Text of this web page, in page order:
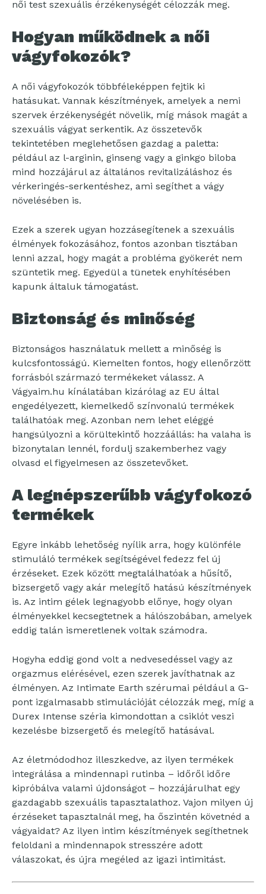
női test szexuális érzékenységét célozzák meg.
Hogyan működnek a női
vágyfokozók?
A női vágyfokozók többféleképpen fejtik ki
hatásukat. Vannak készítmények, amelyek a nemi
szervek érzékenységét növelik, míg mások magát a
szexuális vágyat serkentik. Az összetevők
tekintetében meglehetősen gazdag a paletta:
például az l-arginin, ginseng vagy a ginkgo biloba
mind hozzájárul az általános revitalizáláshoz és
vérkeringés-serkentéshez, ami segíthet a vágy
növelésében is.
Ezek a szerek ugyan hozzásegítenek a szexuális
élmények fokozásához, fontos azonban tisztában
lenni azzal, hogy magát a probléma gyökerét nem
szüntetik meg. Egyedül a tünetek enyhítésében
kapunk általuk támogatást.
Biztonság és minőség
Biztonságos használatuk mellett a minőség is
kulcsfontosságú. Kiemelten fontos, hogy ellenőrzött
forrásból származó termékeket válassz. A
Vágyaim.hu kínálatában kizárólag az EU által
engedélyezett, kiemelkedő színvonalú termékek
találhatóak meg. Azonban nem lehet eléggé
hangsúlyozni a körültekintő hozzáállás: ha valaha is
bizonytalan lennél, fordulj szakemberhez vagy
olvasd el figyelmesen az összetevőket.
A legnépszerűbb vágyfokozó
termékek
Egyre inkább lehetőség nyílik arra, hogy különféle
stimuláló termékek segítségével fedezz fel új
érzéseket. Ezek között megtalálhatóak a hűsítő,
bizsergető vagy akár melegítő hatású készítmények
is. Az intim gélek legnagyobb előnye, hogy olyan
élményekkel kecsegtetnek a hálószobában, amelyek
eddig talán ismeretlenek voltak számodra.
Hogyha eddig gond volt a nedvesedéssel vagy az
orgazmus elérésével, ezen szerek javíthatnak az
élményen. Az Intimate Earth szérumai például a G-
pont izgalmasabb stimulációját célozzák meg, míg a
Durex Intense széria kimondottan a csiklót veszi
kezelésbe bizsergető és melegítő hatásával.
Az életmódodhoz illeszkedve, az ilyen termékek
integrálása a mindennapi rutinba – időről időre
kipróbálva valami újdonságot – hozzájárulhat egy
gazdagabb szexuális tapasztalathoz. Vajon milyen új
érzéseket tapasztalnál meg, ha őszintén követnéd a
vágyaidat? Az ilyen intim készítmények segíthetnek
feloldani a mindennapok stresszére adott
válaszokat, és újra megéled az igazi intimitást.